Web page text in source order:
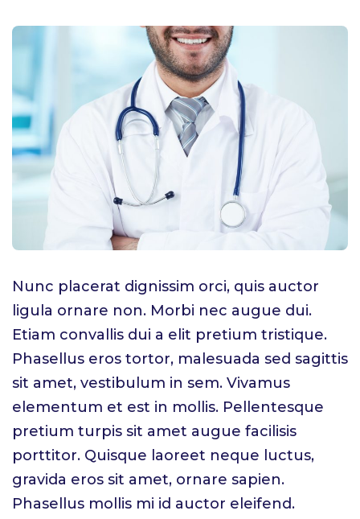
Nunc placerat dignissim orci, quis auctor
ligula ornare non. Morbi nec augue dui.
Etiam convallis dui a elit pretium tristique.
Phasellus eros tortor, malesuada sed sagittis
sit amet, vestibulum in sem. Vivamus
elementum et est in mollis. Pellentesque
pretium turpis sit amet augue facilisis
porttitor. Quisque laoreet neque luctus,
gravida eros sit amet, ornare sapien.
Phasellus mollis mi id auctor eleifend.